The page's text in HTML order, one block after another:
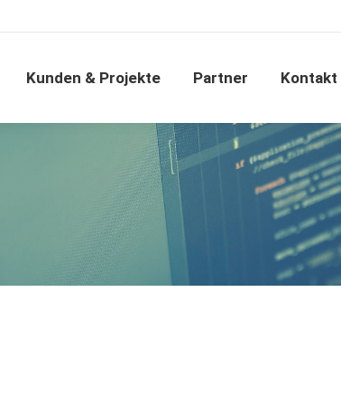
Kunden & Projekte Partner Kontakt
Kunden & Projekte Partner